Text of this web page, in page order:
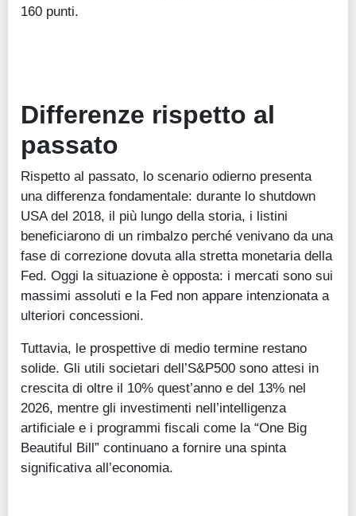
160 punti.
Differenze rispetto al
passato
Rispetto al passato, lo scenario odierno presenta
una differenza fondamentale: durante lo shutdown
USA del 2018, il più lungo della storia, i listini
beneficiarono di un rimbalzo perché venivano da una
fase di correzione dovuta alla stretta monetaria della
Fed. Oggi la situazione è opposta: i mercati sono sui
massimi assoluti e la Fed non appare intenzionata a
ulteriori concessioni.
Tuttavia, le prospettive di medio termine restano
solide. Gli utili societari dell’S&P500 sono attesi in
crescita di oltre il 10% quest’anno e del 13% nel
2026, mentre gli investimenti nell’intelligenza
artificiale e i programmi fiscali come la “One Big
Beautiful Bill” continuano a fornire una spinta
significativa all’economia.